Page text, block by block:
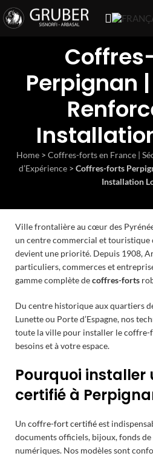
Perpignan
Home > Coffres-forts en France |
d’Expérience > Coffres-forts
Installation
Ville frontalière au cœur des
un centre commercial et touristique
devient une priorité. Depuis 1908,
particuliers, commerces et
gamme complète decoffres-forts
Du centre historique aux quartiers
Lunette ou Porte d’Espagne, nos
toute la ville pour installer lecoffre-
besoins et à votre espace.
Pourquoi
certifié à
Un coffre-fort certifiéest
documents officiels, bijoux, fonds
numériques. Nos modèles sont